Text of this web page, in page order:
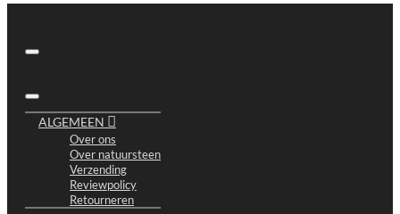
ALGEMEEN
Over ons
Over natuursteen
Verzending
Reviewpolicy
Retourneren